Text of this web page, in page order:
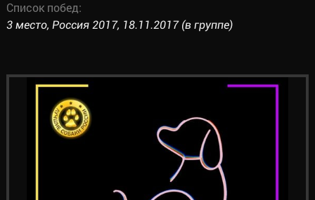
Список побед:
3 место, Россия 2017, 18.11.2017 (в группе)